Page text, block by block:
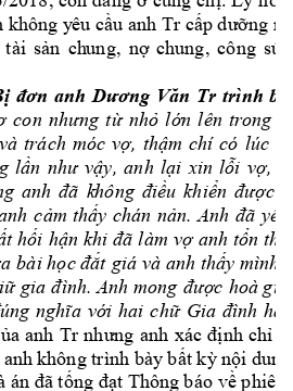
không yêu cầu anh Tr cấp dưỡng
tài sản chung, nợ chung, công sức
ị đơn anh Dương Văn Tr trình
con nhưng từ nhỏ lớn lên trong
và trách móc vợ, thậm chí có lúc
lần như vậy, anh lại xin lỗi vợ,
anh đã không điều khiển được
cảm thấy chán nản. Anh đã yêu
hối hận khi đã làm vợ anh tổn
bài học đắt giá và anh thấy mình
gia đình. Anh mong được hoà g
nghĩa với hai chữ Gia đình
anh Tr nhưng anh xác định chỉ
h không trình bày bất kỳ nội
án đã tống đạt Thông báo về